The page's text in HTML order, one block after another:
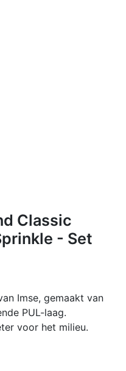
Classic
- Set
Imse, gemaakt van
PUL-laag.
voor het milieu.